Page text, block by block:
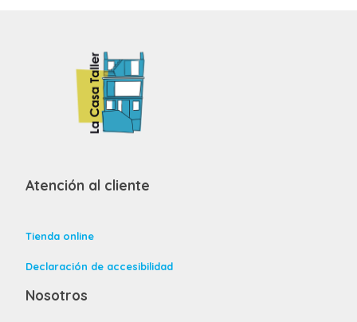
Atención al cliente
Tienda online
Declaración de accesibilidad
Nosotros